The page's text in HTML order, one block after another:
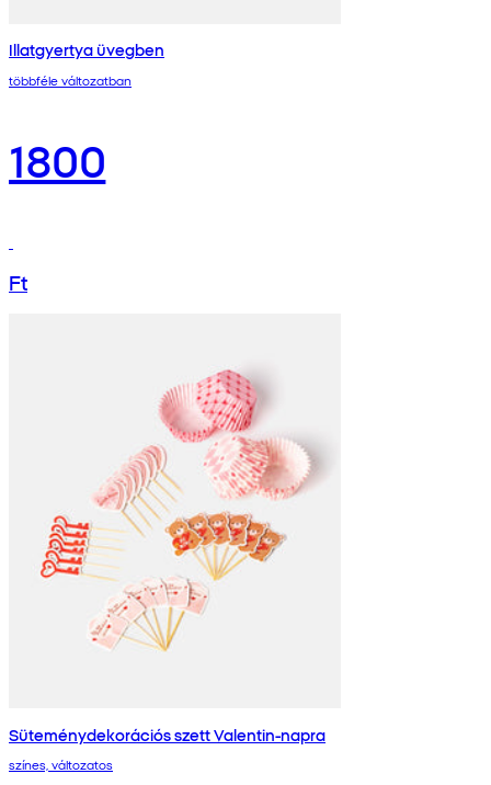
Illatgyertya üvegben
többféle változatban
1800
Ft
Süteménydekorációs szett Valentin-napra
színes, változatos